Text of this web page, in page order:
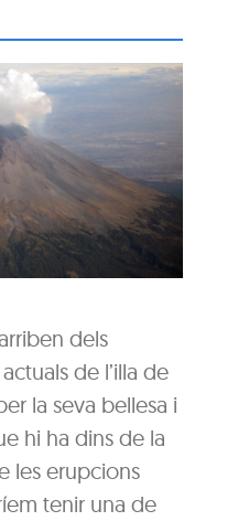
dels
de l’illa de
la seva bellesa i
hi ha dins de la
les erupcions
tenir una de